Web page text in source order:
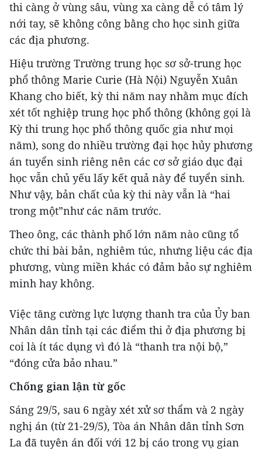
thi càng ở vùng sâu, vùng xa càng dễ có tâm lý
nới tay, sẽ không công bằng cho học sinh giữa
các địa phương.
Hiệu trường Trường trung học sơ sở-trung học
phổ thông Marie Curie (Hà Nội) Nguyễn Xuân
Khang cho biết, kỳ thi năm nay nhằm mục đích
xét tốt nghiệp trung học phổ thông (không gọi là
Kỳ thi trung học phổ thông quốc gia như mọi
năm), song do nhiều trường đại học hủy phương
án tuyển sinh riêng nên các cơ sở giáo dục đại
học vẫn chủ yếu lấy kết quả này để tuyển sinh.
Như vậy, bản chất của kỳ thi này vẫn là “hai
trong một”như các năm trước.
Theo ông, các thành phố lớn năm nào cũng tổ
chức thi bài bản, nghiêm túc, nhưng liệu các địa
phương, vùng miền khác có đảm bảo sự nghiêm
minh hay không.
Việc tăng cường lực lượng thanh tra của Ủy ban
Nhân dân tỉnh tại các điểm thi ở địa phương bị
coi là ít tác dụng vì đó là “thanh tra nội bộ,”
“đóng cửa bảo nhau.”
Chống gian lận từ gốc
Sáng 29/5, sau 6 ngày xét xử sơ thẩm và 2 ngày
nghị án (từ 21-29/5), Tòa án Nhân dân tỉnh Sơn
La đã tuyên án đối với 12 bị cáo trong vụ gian